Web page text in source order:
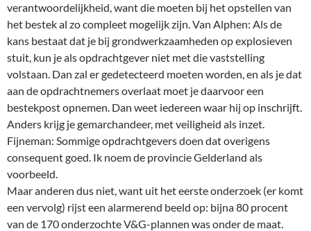
verantwoordelijkheid, want die moeten bij het opstellen van
het bestek al zo compleet mogelijk zijn. Van Alphen: Als de
kans bestaat dat je bij grondwerkzaamheden op explosieven
stuit, kun je als opdrachtgever niet met die vaststelling
volstaan. Dan zal er gedetecteerd moeten worden, en als je dat
aan de opdrachtnemers overlaat moet je daarvoor een
bestekpost opnemen. Dan weet iedereen waar hij op inschrijft.
Anders krijg je gemarchandeer, met veiligheid als inzet.
Fijneman: Sommige opdrachtgevers doen dat overigens
consequent goed. Ik noem de provincie Gelderland als
voorbeeld.
Maar anderen dus niet, want uit het eerste onderzoek (er komt
een vervolg) rijst een alarmerend beeld op: bijna 80 procent
van de 170 onderzochte V&G-plannen was onder de maat.